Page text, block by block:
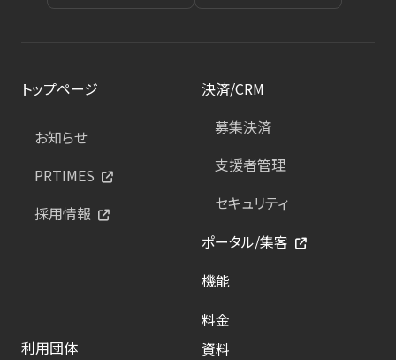
トップページ
お知らせ
PRTIMES
採用情報
決済/CRM
募集決済
支援者管理
セキュリティ
ポータル/集客
機能
料金
利用団体
資料